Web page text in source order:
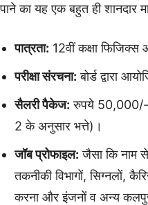
पाने का यह एक बहुत ही शानदार
पात्रता: 12वीं कक्षा फिजिक्स
परीक्षा संरचना: बोर्ड द्वारा
सैलरी पैकेज: रुपये 50,000/-
2 के अनुसार भत्ते)।
जॉब प्रोफाइल: जैसा कि नाम
तकनीकी विभागों, सिग्नलों,
करना और इंजनों व अन्य